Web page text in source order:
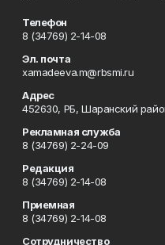
Телефон
8 (34769) 2-14-08
Эл. почта
xamadeeva.m@rbsmi.ru
Адрес
452630, РБ, Шаранский
Рекламная служба
8 (34769) 2-24-09
Редакция
8 (34769) 2-14-08
Приемная
8 (34769) 2-14-08
Сотрудничество